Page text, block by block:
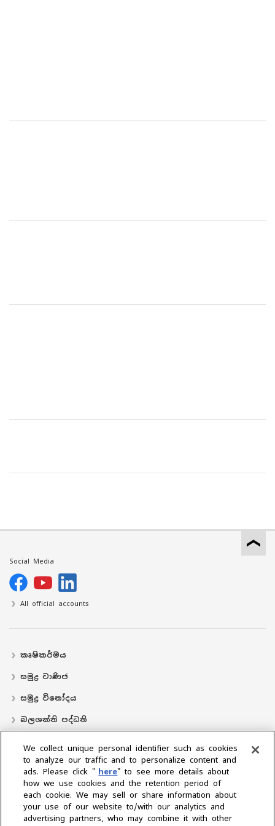
Social Media
All official accounts
කෘෂිකර්මය
සමුද්‍ර වාණිජ
සමුද්‍ර විනෝදය
බලශක්ති පද්ධති
බෙදාහරින්නාගේ ස්ථානය
සහාය
අප ගැන
ජනාධිපතිගේ පණිවිඩය අපේ මෙහෙවර ව්‍යාපාරික ප්‍රදේශ
We collect unique personal identifier such as cookies
to analyze our traffic and to personalize content and
ads. Please click " here" to see more details about
how we use cookies and the retention period of
each cookie. We may sell or share information about
your use of our website to/with our analytics and
advertising partners, who may combine it with other